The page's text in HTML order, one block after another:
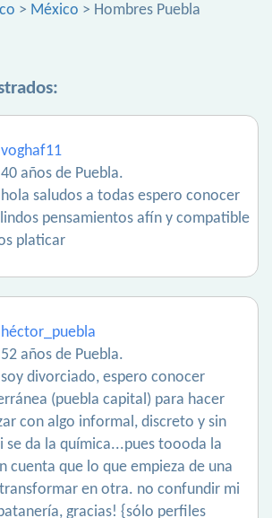
> México > Hombres Puebla
voghaf11
40 años de Puebla.
hola saludos a todas espero conocer
pensamientos afín y compatible
platicar
héctor_puebla
52 años de Puebla.
soy divorciado, espero conocer
(puebla capital) para hacer
con algo informal, discreto y sin
se da la química...pues toooda la
cuenta que lo que empieza de una
en otra. no confundir mi
gracias! {sólo perfiles